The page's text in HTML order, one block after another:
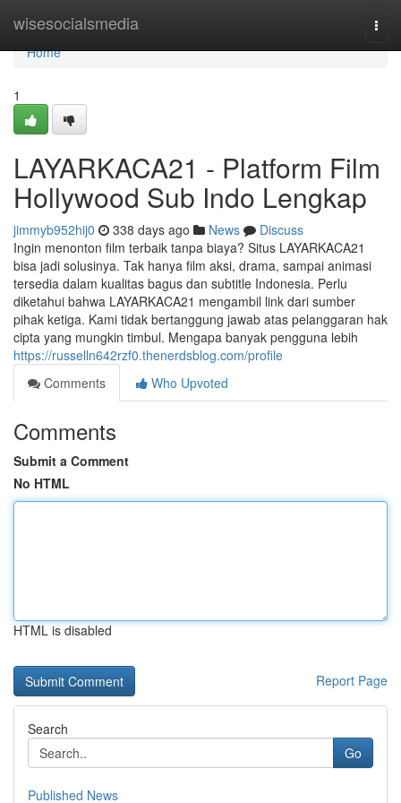
wisesocialsmedia
Home
Home
1
LAYARKACA21 - Platform Film
Hollywood Sub Indo Lengkap
jimmyb952hij0 338 days ago News
Discuss
Ingin menonton film terbaik tanpa biaya? Situs LAYARKACA21
bisa jadi solusinya. Tak hanya film aksi, drama, sampai animasi
tersedia dalam kualitas bagus dan subtitle Indonesia. Perlu
diketahui bahwa LAYARKACA21 mengambil link dari sumber
pihak ketiga. Kami tidak bertanggung jawab atas pelanggaran hak
cipta yang mungkin timbul. Mengapa banyak pengguna lebih
https://russelln642rzf0.thenerdsblog.com/profile
Comments
Who Upvoted
Comments
Submit a Comment
No HTML
HTML is disabled
Report Page
Search
Go
Published News